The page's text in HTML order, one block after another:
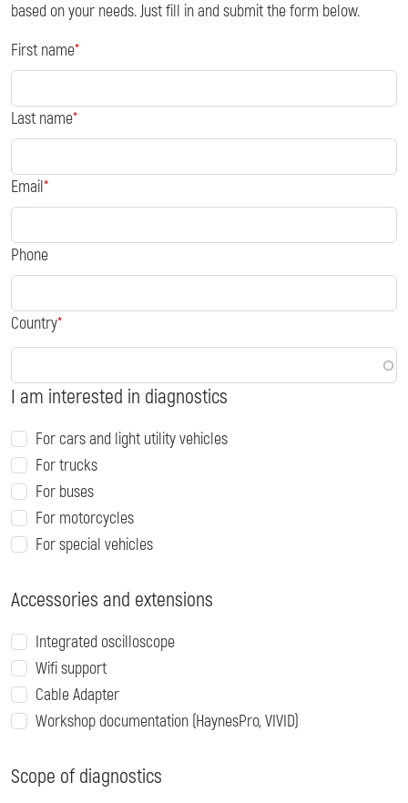
based on your needs. Just fill in and submit the form below.
First name
Last name
Email
Phone
Country
I am interested in diagnostics
For cars and light utility vehicles
For trucks
For buses
For motorcycles
For special vehicles
Accessories and extensions
Integrated oscilloscope
Wifi support
Cable Adapter
Workshop documentation (HaynesPro, VIVID)
Scope of diagnostics